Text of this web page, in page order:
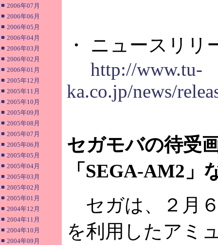
■ 2006年07月
■ 2006年06月
■ 2006年05月
■ 2006年04月
■ 2006年03月
■ 2006年02月
■ 2006年01月
■ 2005年12月
■ 2005年11月
■ 2005年10月
■ 2005年09月
■ 2005年08月
■ 2005年07月
■ 2005年06月
■ 2005年05月
■ 2005年04月
■ 2005年03月
■ 2005年02月
■ 2005年01月
■ 2004年12月
■ 2004年11月
■ 2004年10月
■ 2004年09月
・ ニュースリリ
http://www.tu-
ka.co.jp/news/
セガモバの待受
「SEGA-AM2」
セガは、２月
を利用したアミ